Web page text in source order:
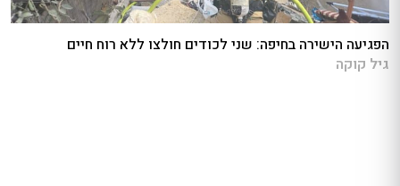
הפגיעה הישירה בחיפה: שני לכודים חולצו ללא רוח חיים
גיל קוקה